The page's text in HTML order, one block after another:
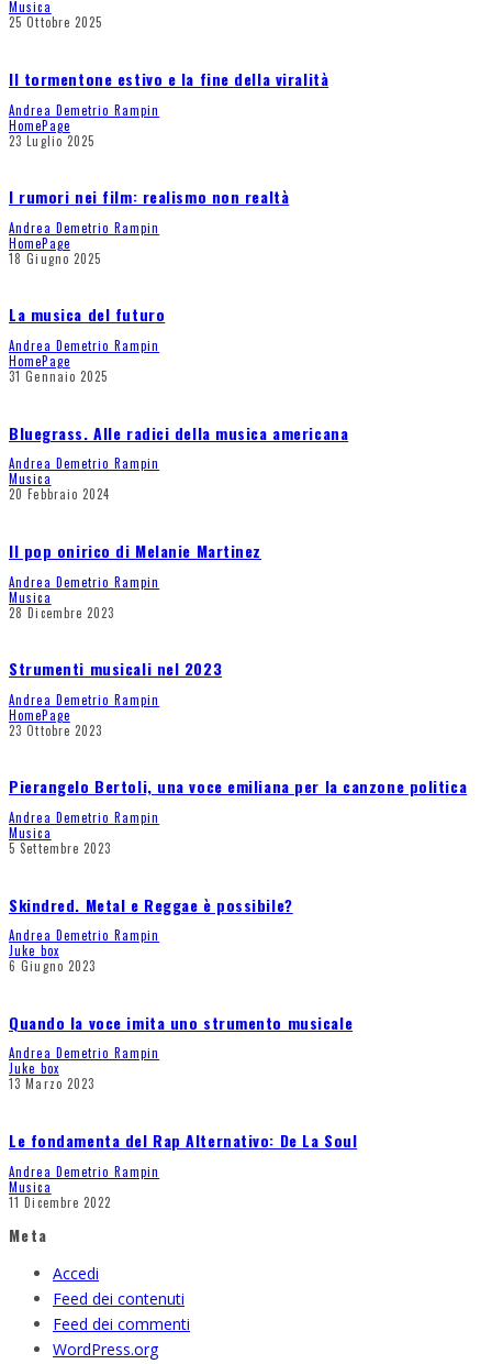
Musica
25 Ottobre 2025
Il tormentone estivo e la fine della viralità
Andrea Demetrio Rampin
HomePage
23 Luglio 2025
I rumori nei film: realismo non realtà
Andrea Demetrio Rampin
HomePage
18 Giugno 2025
La musica del futuro
Andrea Demetrio Rampin
HomePage
31 Gennaio 2025
Bluegrass. Alle radici della musica americana
Andrea Demetrio Rampin
Musica
20 Febbraio 2024
Il pop onirico di Melanie Martinez
Andrea Demetrio Rampin
Musica
28 Dicembre 2023
Strumenti musicali nel 2023
Andrea Demetrio Rampin
HomePage
23 Ottobre 2023
Pierangelo Bertoli, una voce emiliana per la canzone politica
Andrea Demetrio Rampin
Musica
5 Settembre 2023
Skindred. Metal e Reggae è possibile?
Andrea Demetrio Rampin
Juke box
6 Giugno 2023
Quando la voce imita uno strumento musicale
Andrea Demetrio Rampin
Juke box
13 Marzo 2023
Le fondamenta del Rap Alternativo: De La Soul
Andrea Demetrio Rampin
Musica
11 Dicembre 2022
Meta
Accedi
Feed dei contenuti
Feed dei commenti
WordPress.org